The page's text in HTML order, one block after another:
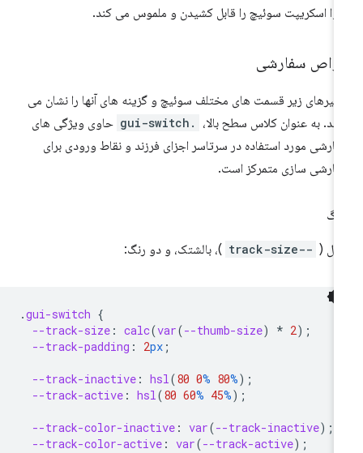
اسکریپت سوئیچ را قابل کشیدن و ملموس می کند.
سفارشی
زیر قسمت های مختلف سوئیچ و گزینه های آنها را نشان می
به عنوان کلاس سطح بالا، .gui-switch
حاوی ویژگی های
مورد استفاده در سرتاسر اجزای فرزند و نقاط ورودی برای
سازی متمرکز است.
--track-size )، بالشتک، و دو رنگ:
.gui-switch
--track-size: calc(var(--thumb-size) *
--track-padding: 2
--track-inactive: hsl 80 0% 80%
--track-active: hsl 80 60% 45%
--track-color-inactive: var(--track-inactive
--track-color-active: var(--track-active